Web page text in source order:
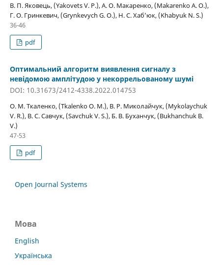
В. П. Яковець, (Yakovets V. P.), А. О. Макаренко, (Makarenko A. O.),
Г. О. Гринкевич, (Grynkevych G. O.), Н. С. Хаб’юк, (Khabyuk N. S.)
36-46
pdf
Оптимальний алгоритм виявлення сигналу з
невідомою амплітудою у некоррельованому шумі
DOI: 10.31673/2412-4338.2022.014753
О. М. Ткаленко, (Tkalenko O. M.), В. Р. Миколайчук, (Mykolaychuk
V. R.), В. С. Савчук, (Savchuk V. S.), Б. В. Буханчук, (Bukhanchuk B.
V.)
47-53
pdf
Open Journal Systems
Мова
English
Українська